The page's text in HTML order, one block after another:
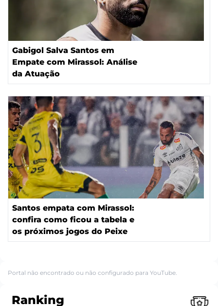
Gabigol Salva Santos em
Empate com Mirassol: Análise
da Atuação
Santos empata com Mirassol:
confira como ficou a tabela e
os próximos jogos do Peixe
Portal não encontrado ou não configurado para YouTube.
Ranking